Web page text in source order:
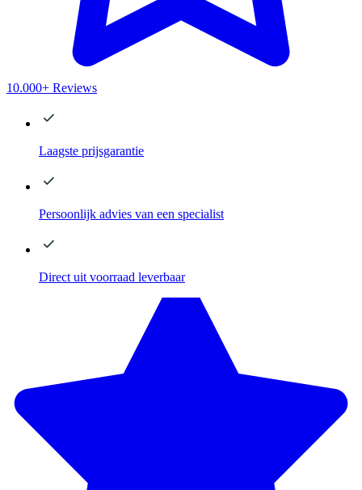
10.000+ Reviews
Laagste prijsgarantie
Persoonlijk advies van een specialist
Direct uit voorraad leverbaar